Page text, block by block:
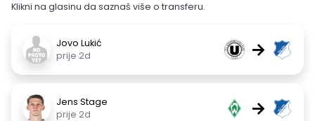
Klikni na glasinu da saznaš više o transferu.
Jovo Lukić
prije 2d
→
Jens Stage
prije 2d
→